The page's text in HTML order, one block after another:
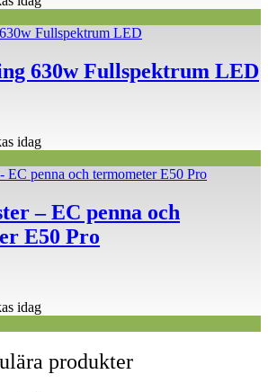
630w Fullspektrum LED
idag
– EC penna och
E50 Pro
idag
produkter